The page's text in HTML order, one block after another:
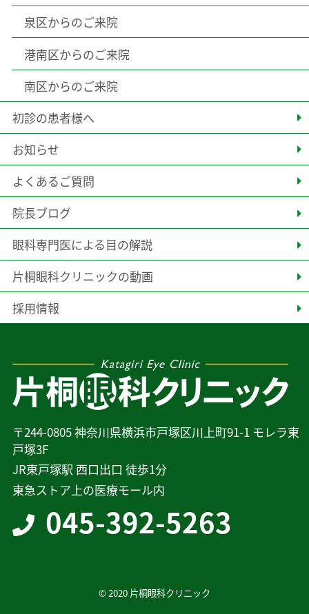
〒244-0805 神奈川県横浜市戸塚区川上町91-1 モレラ東
戸塚3F
JR東戸塚駅 西口出口 徒歩1分
東急ストア上の医療モール内
045-392-5263
泉区からのご来院
港南区からのご来院
南区からのご来院
初診の患者様へ
お知らせ
よくあるご質問
院長ブログ
眼科専門医による目の解説
片桐眼科クリニックの動画
採用情報
© 2020 片桐眼科クリニック